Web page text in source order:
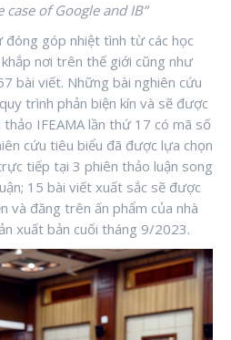
of Google and IB”
góp nhiệt tình từ các học
nơi trên thế giới cũng như
bài viết. Những bài nghiên cứu
trình phản biện kín và sẽ được
IFEAMA lần thứ 17 có mã số
cứu tiêu biểu đã được lựa chọn
tiếp tại 3 phiên thảo luận song
15 bài viết xuất sắc sẽ được
và đăng trên ấn phẩm của nhà
xuất bản cuối tháng 9/2023.